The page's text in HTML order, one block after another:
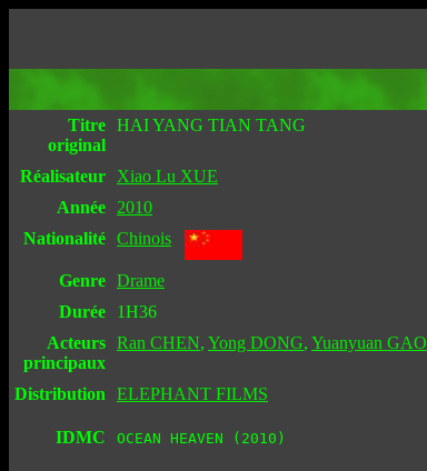
Titre
original
HAI YANG TIAN TANG
Réalisateur
Xiao Lu XUE
Année
2010
Nationalité Chinois
Genre Drame
Durée
1H36
Acteurs
principaux
Ran CHEN, Yong DONG, Yuanyuan GAO
Distribution ELEPHANT FILMS
IDMC OCEAN HEAVEN (2010)